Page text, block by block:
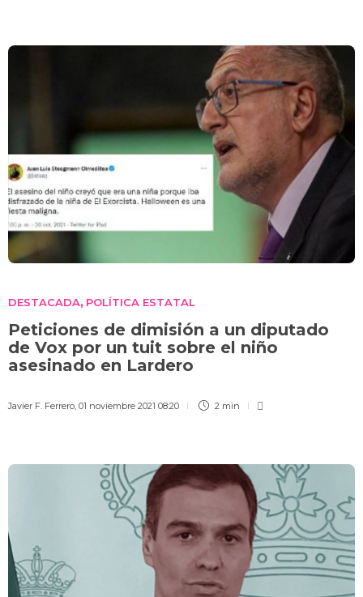
DESTACADA, POLÍTICA ESTATAL
Peticiones de dimisión a un diputado
de Vox por un tuit sobre el niño
asesinado en Lardero
Javier F. Ferrero, 01 noviembre 2021 08:20 2 min